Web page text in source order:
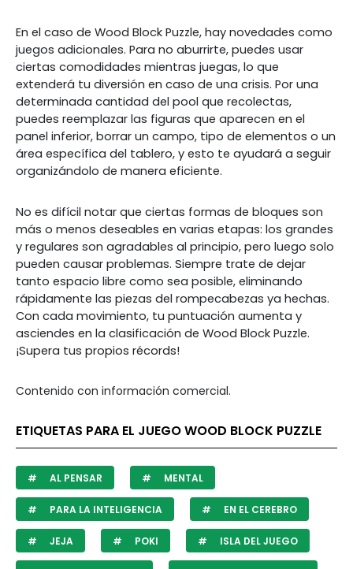
En el caso de Wood Block Puzzle, hay novedades como
juegos adicionales. Para no aburrirte, puedes usar
ciertas comodidades mientras juegas, lo que
extenderá tu diversión en caso de una crisis. Por una
determinada cantidad del pool que recolectas,
puedes reemplazar las figuras que aparecen en el
panel inferior, borrar un campo, tipo de elementos o un
área específica del tablero, y esto te ayudará a seguir
organizándolo de manera eficiente.
No es difícil notar que ciertas formas de bloques son
más o menos deseables en varias etapas: los grandes
y regulares son agradables al principio, pero luego solo
pueden causar problemas. Siempre trate de dejar
tanto espacio libre como sea posible, eliminando
rápidamente las piezas del rompecabezas ya hechas.
Con cada movimiento, tu puntuación aumenta y
asciendes en la clasificación de Wood Block Puzzle.
¡Supera tus propios récords!
Contenido con información comercial.
ETIQUETAS PARA EL JUEGO WOOD BLOCK PUZZLE
AL PENSAR MENTAL
PARA LA INTELIGENCIA EN EL CEREBRO
JEJA POKI ISLA DEL JUEGO